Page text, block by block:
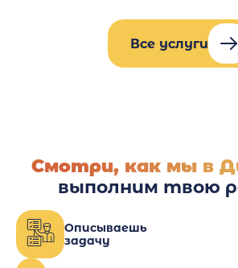
Все услуги
Смотри, как мы в
выполним твою
Описываешь
задачу